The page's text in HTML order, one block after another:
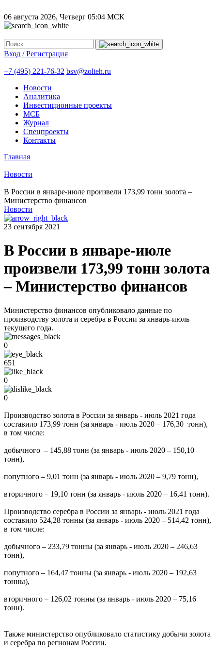
06 августа 2026, Четверг 05:04 МСК
Вход / Регистрация
+7 (495) 221-76-32 bsv@zolteh.ru
Новости
Аналитика
Инвестиционные проекты
МСБ
Журнал
Спецпроекты
Контакты
Главная
Новости
В России в январе-июле произвели 173,99 тонн золота –
Министерство финансов
Новости
23 сентября 2021
В России в январе-июле
произвели 173,99 тонн золота
– Министерство финансов
Министерство финансов опубликовало данные по
производству золота и серебра в России за январь-июль
текущего года.
0
651
0
0
Производство золота в России за январь - июль 2021 года
составило 173,99 тонн (за январь - июль 2020 – 176,30 тонн),
в том числе:
добычного – 145,88 тонн (за январь - июль 2020 – 150,10
тонн),
попутного – 9,01 тонн (за январь - июль 2020 – 9,79 тонн),
вторичного – 19,10 тонн (за январь - июль 2020 – 16,41 тонн).
Производство серебра в России за январь - июль 2021 года
составило 524,28 тонны (за январь - июль 2020 – 514,42 тонн),
в том числе:
добычного – 233,79 тонны (за январь - июль 2020 – 246,63
тонн),
попутного – 164,47 тонны (за январь - июль 2020 – 192,63
тонны),
вторичного – 126,02 тонны (за январь - июль 2020 – 75,16
тонн).
Также министерство опубликовало статистику добычи золота
и серебра по регионам России.